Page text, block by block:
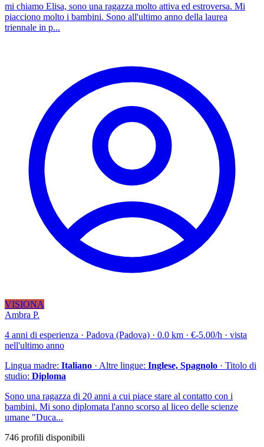
mi chiamo Elisa, sono una ragazza molto attiva ed estroversa. Mi
piacciono molto i bambini. Sono all'ultimo anno della laurea
triennale in p...
VISIONA
Ambra P.
4 anni di esperienza · Padova (Padova) · 0.0 km · €-5.00/h · vista
nell'ultimo anno
Lingua madre: Italiano · Altre lingue: Inglese, Spagnolo · Titolo di
studio: Diploma
Sono una ragazza di 20 anni a cui piace stare al contatto con i
bambini. Mi sono diplomata l'anno scorso al liceo delle scienze
umane "Duca...
746 profili disponibili